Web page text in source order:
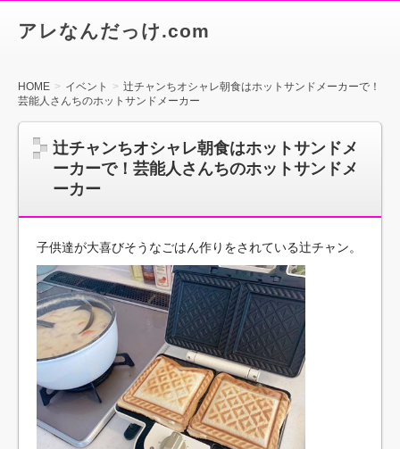
アレなんだっけ.com
HOME イベント
辻チャンちオシャレ朝食はホットサンドメーカーで！
芸能人さんちのホットサンドメーカー
辻チャンちオシャレ朝食はホットサンドメ
ーカーで！芸能人さんちのホットサンドメ
ーカー
子供達が大喜びそうなごはん作りをされている辻チャン。